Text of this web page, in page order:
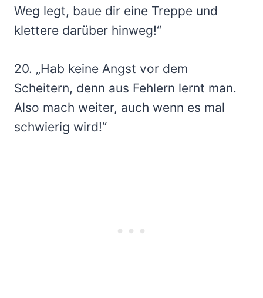
Weg legt, baue dir eine Treppe und
klettere darüber hinweg!“
20. „Hab keine Angst vor dem
Scheitern, denn aus Fehlern lernt man.
Also mach weiter, auch wenn es mal
schwierig wird!“